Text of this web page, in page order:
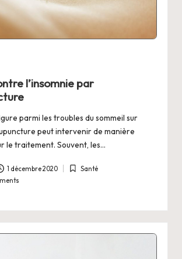
l’insomnie par
parmi les troubles du sommeil sur
peut intervenir de manière
le traitement. Souvent, les…
1 décembre 2020
Posted
Santé